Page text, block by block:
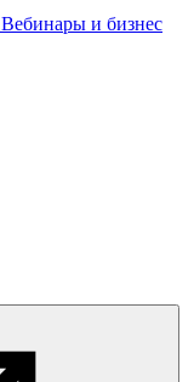
Вебинары и бизнес